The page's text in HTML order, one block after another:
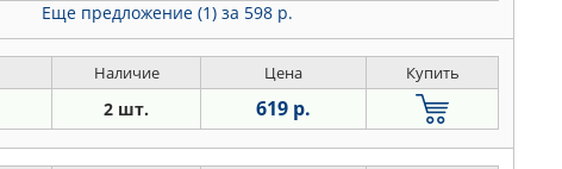
Еще предложение (1) за 598 р.
Наличие Цена Купить
2 шт. 619 р.